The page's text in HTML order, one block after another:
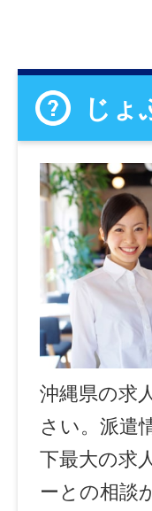
じょ
沖縄県の求
さい。派遣
下最大の求
ーとの相談